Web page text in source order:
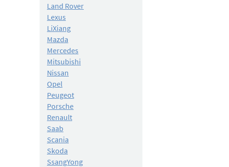
Land Rover
Lexus
LiXiang
Mazda
Mercedes
Mitsubishi
Nissan
Opel
Peugeot
Porsche
Renault
Saab
Scania
Skoda
SsangYong